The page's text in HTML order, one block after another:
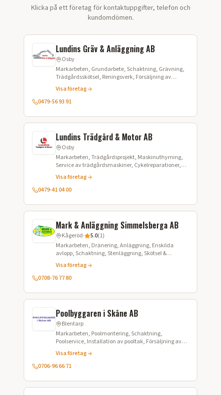
Klicka på ett företag för kontaktuppgifter, telefon och
kundomdömen.
Lundins Gräv & Anläggning AB
Osby
Markarbeten, Grundarbete, Schaktning, Grävning,
Trädgårdsskötsel, Reningsverk, Försäljning av
matjord, Grus, Marksten, Murar, Dränering
Visa företag
0479-56 93 91
Lundins Trädgård & Motor AB
Osby
Markarbeten, Trädgårdsprojekt, Maskinuthyrning,
Service av trädgårdsmaskiner, Cykelreparationer,
Försäljning av robotgräsklippare, Fastighetsskötsel
Visa företag
0479-41 04 00
Mark & Anläggning Simmelsberga AB
Kågeröd· 5.0(1)
Markarbeten, Dränering, Anläggning, Enskilda
avlopp, Schaktning, Stenläggning, Skötsel &
underhåll, Fastighetsskötsel
Visa företag
0708-76 77 80
Poolbyggaren i Skåne AB
Blentarp
Markarbeten, Poolmontering, Schaktning,
Poolservice, Installation av pooltak, Försäljning av
swimmingpooler, Underhåll
Visa företag
0706-96 66 71